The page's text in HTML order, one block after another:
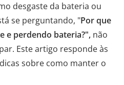
desgaste da bateria ou
se perguntando, "Por que
e perdendo bateria?", não
Este artigo responde às
sobre como manter o